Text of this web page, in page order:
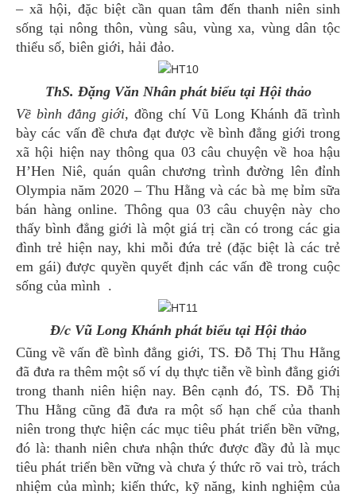
– xã hội, đặc biệt cần quan tâm đến thanh niên sinh
sống tại nông thôn, vùng sâu, vùng xa, vùng dân tộc
thiểu số, biên giới, hải đảo.
ThS. Đặng Văn Nhân phát biểu tại Hội thảo
Về bình đẳng giới, đồng chí Vũ Long Khánh đã trình
bày các vấn đề chưa đạt được về bình đẳng giới trong
xã hội hiện nay thông qua 03 câu chuyện về hoa hậu
H’Hen Niê, quán quân chương trình đường lên đỉnh
Olympia năm 2020 – Thu Hằng và các bà mẹ bỉm sữa
bán hàng online. Thông qua 03 câu chuyện này cho
thấy bình đẳng giới là một giá trị cần có trong các gia
đình trẻ hiện nay, khi mỗi đứa trẻ (đặc biệt là các trẻ
em gái) được quyền quyết định các vấn đề trong cuộc
sống của mình .
Đ/c Vũ Long Khánh phát biểu tại Hội thảo
Cũng về vấn đề bình đẳng giới, TS. Đỗ Thị Thu Hằng
đã đưa ra thêm một số ví dụ thực tiễn về bình đẳng giới
trong thanh niên hiện nay. Bên cạnh đó, TS. Đỗ Thị
Thu Hằng cũng đã đưa ra một số hạn chế của thanh
niên trong thực hiện các mục tiêu phát triển bền vững,
đó là: thanh niên chưa nhận thức được đầy đủ là mục
tiêu phát triển bền vững và chưa ý thức rõ vai trò, trách
nhiệm của mình; kiến thức, kỹ năng, kinh nghiệm của